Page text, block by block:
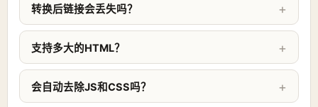
转换后链接会丢失吗？
支持多大的HTML？
会自动去除JS和CSS吗？